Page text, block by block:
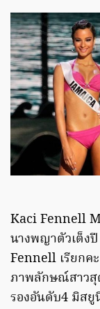
Kaci Fennell
นางพญาตัวเต็ง
Fennell เรียกค
ภาพลักษณ์สาวสุ
รองอันดับ4 มิสยู